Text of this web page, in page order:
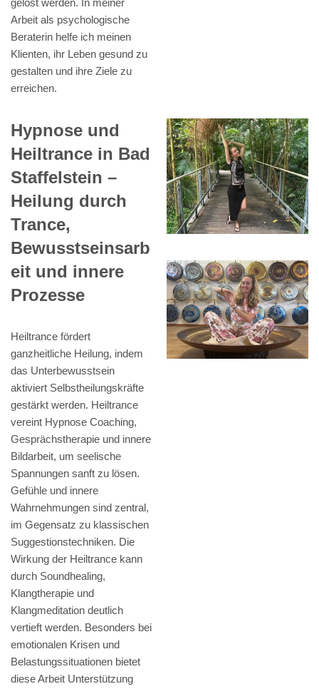
Arbeit als psychologische
Beraterin helfe ich meinen
Klienten, ihr Leben gesund zu
gestalten und ihre Ziele zu
erreichen.
Hypnose und
Heiltrance in Bad
Staffelstein –
Heilung durch
Trance,
Bewusstseinsarb
eit und innere
Prozesse
Heiltrance fördert
ganzheitliche Heilung, indem
das Unterbewusstsein
aktiviert Selbstheilungskräfte
gestärkt werden. Heiltrance
vereint Hypnose Coaching,
Gesprächstherapie und innere
Bildarbeit, um seelische
Spannungen sanft zu lösen.
Gefühle und innere
Wahrnehmungen sind zentral,
im Gegensatz zu klassischen
Suggestionstechniken. Die
Wirkung der Heiltrance kann
durch Soundhealing,
Klangtherapie und
Klangmeditation deutlich
vertieft werden. Besonders bei
emotionalen Krisen und
Belastungssituationen bietet
diese Arbeit Unterstützung